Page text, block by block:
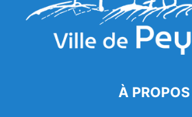
À PROPOS